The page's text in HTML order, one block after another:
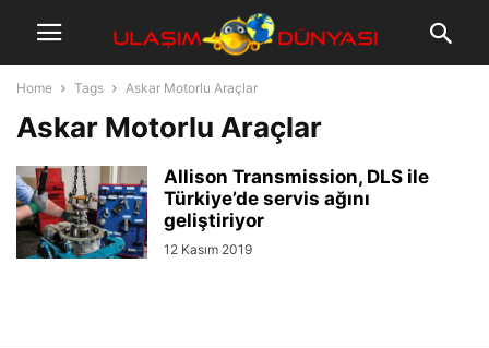
Home Tags Askar Motorlu Araçlar
Askar Motorlu Araçlar
Allison Transmission, DLS ile
Türkiye’de servis ağını
geliştiriyor
12 Kasım 2019